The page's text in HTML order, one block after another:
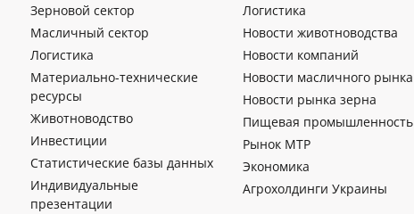
Зерновой сектор
Масличный сектор
Логистика
Материально-технические
ресурсы
Животноводство
Инвестиции
Статистические базы данных
Индивидуальные
презентации
Логистика
Новости животноводства
Новости компаний
Новости масличного рынка
Новости рынка зерна
Пищевая промышленность
Рынок МТР
Экономика
Агрохолдинги Украины